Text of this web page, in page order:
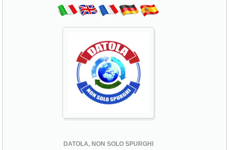
DATOLA, NON SOLO SPURGHI